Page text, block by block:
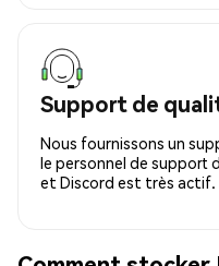
Support de
Nous fournissons un
le personnel de support
et Discord est très actif.